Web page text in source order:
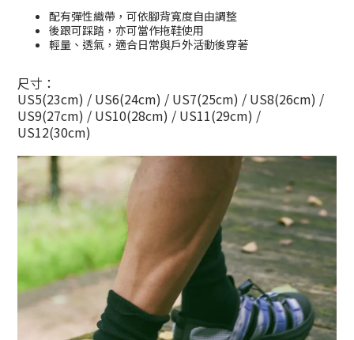
配有彈性織帶，可依腳背寬度自由調整
後跟可踩踏，亦可當作拖鞋使用
輕量、透氣，適合日常與戶外活動後穿著
尺寸：
US5(23cm) / US6(24cm) / US7(25cm) / US8(26cm) /
US9(27cm) / US10(28cm) / US11(29cm) /
US12(30cm)